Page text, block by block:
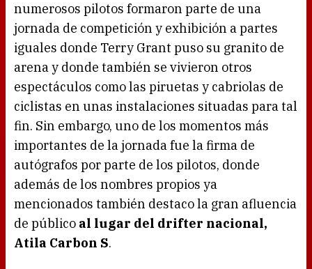
numerosos pilotos formaron parte de una
jornada de competición y exhibición a partes
iguales donde Terry Grant puso su granito de
arena y donde también se vivieron otros
espectáculos como las piruetas y cabriolas de
ciclistas en unas instalaciones situadas para tal
fin. Sin embargo, uno de los momentos más
importantes de la jornada fue la firma de
autógrafos por parte de los pilotos, donde
además de los nombres propios ya
mencionados también destaco la gran afluencia
de público al lugar del drifter nacional,
Atila Carbon S.